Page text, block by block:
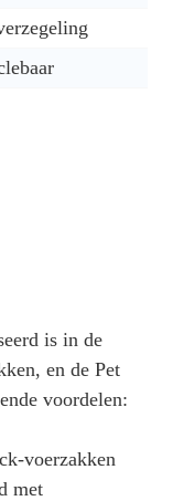
is in de
en de Pet
voordelen:
voerzakken
met